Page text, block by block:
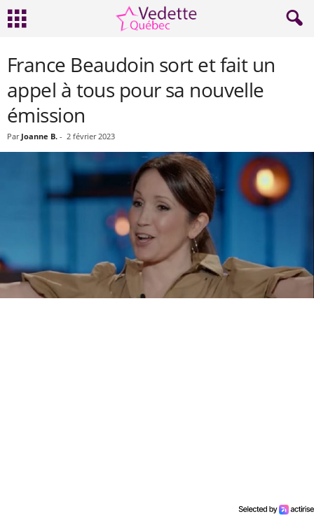
France Beaudoin sort et fait un
appel à tous pour sa nouvelle
émission
Par Joanne B. - 2 février 2023